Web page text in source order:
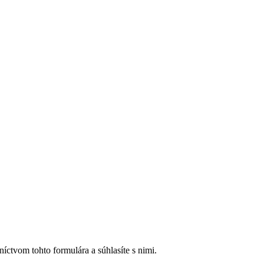
tohto formulára a súhlasíte s nimi.